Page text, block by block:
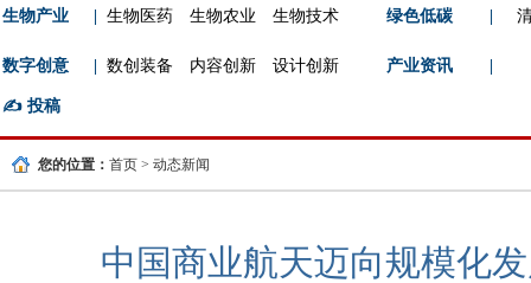
生物产业 生物医药 生物农业 生物技术 绿色低碳
数字创意 数创装备 内容创新 设计创新 产业资讯
✍️ 投稿
您的位置： 首页 > 动态新闻
中国商业航天迈向规模化